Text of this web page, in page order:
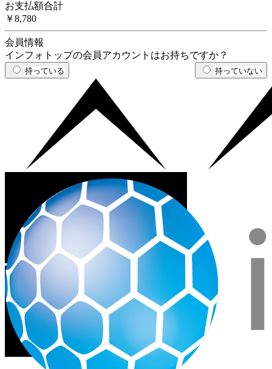
お支払額合計
￥8,780
会員情報
インフォトップの会員アカウントはお持ちですか？
持っている 持っていない